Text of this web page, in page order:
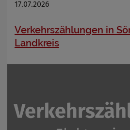
17.07.2026
Verkehrszählungen in
Landkreis